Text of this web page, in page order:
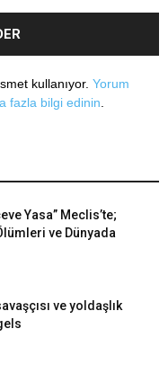
kullanıyor. Yorum
fazla bilgi edinin
Yasa” Meclis’te;
ve Dünyada
ve yoldaşlık